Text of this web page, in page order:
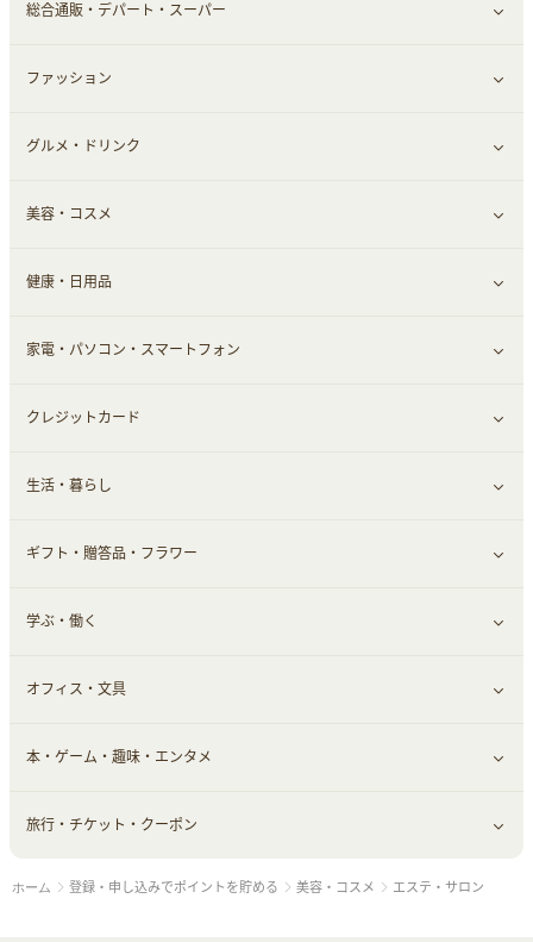
総合通販・デパート・スーパー
すべて見る
総合通販
デパート・スーパー
ファッション
すべて見る
ファッション
インナー・下着
靴・フットウェア
小物・かばん
スーツ・フォーマル
グルメ・ドリンク
すべて見る
グルメ
ドリンク
お酒
食材宅配
美容・コスメ
すべて見る
スキンケア
メイクアップ
ヘアケア
メンズ美容
美容・ダイエット用品
脱毛用品
美容食品
健康・日用品
すべて見る
健康食品｜青汁・飲料
健康食品｜乳酸菌・ケフィア
健康食品｜その他
スポーツ・フィットネス
日用品・薬局・からだ
家電・パソコン・スマートフォン
すべて見る
家電・パソコン・ソフトウェア
スマホ・携帯電話・SIM
クレジットカード
すべて見る
クレジットカード
生活・暮らし
すべて見る
車情報・カーシェア・レンタル
お役立ち
生活雑貨・家具インテリア
赤ちゃん・こども・マタニティ
ペット
ギフト・贈答品・フラワー
すべて見る
ギフト・贈答品
フラワー
学ぶ・働く
すべて見る
習い事・学習・学校
オフィス・文具
すべて見る
オフィス・文具
本・ゲーム・趣味・エンタメ
すべて見る
ゲーム・趣味
旅行・チケット・クーポン
すべて見る
ホーム 登録・申し込みでポイントを貯める 美容・コスメ エステ・サロン